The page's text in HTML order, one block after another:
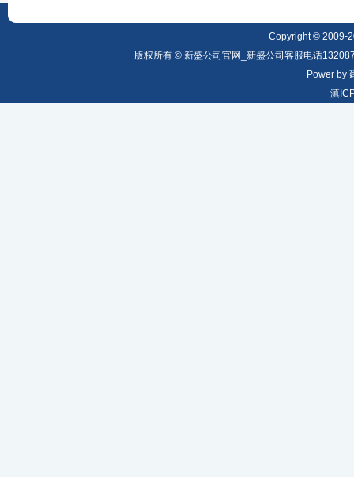
Copyright © 2009-
版权所有 © 新盛公司官网_新盛公司客服电话
Power by
滇